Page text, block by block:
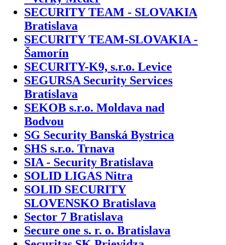
SECURITY TEAM - SLOVAKIA
Bratislava
SECURITY TEAM-SLOVAKIA -
Šamorín
SECURITY-K9, s.r.o. Levice
SEGURSA Security Services
Bratislava
SEKOB s.r.o. Moldava nad
Bodvou
SG Security Banská Bystrica
SHS s.r.o. Trnava
SIA - Security Bratislava
SOLID LIGAS Nitra
SOLID SECURITY
SLOVENSKO Bratislava
Sector 7 Bratislava
Secure one s. r. o. Bratislava